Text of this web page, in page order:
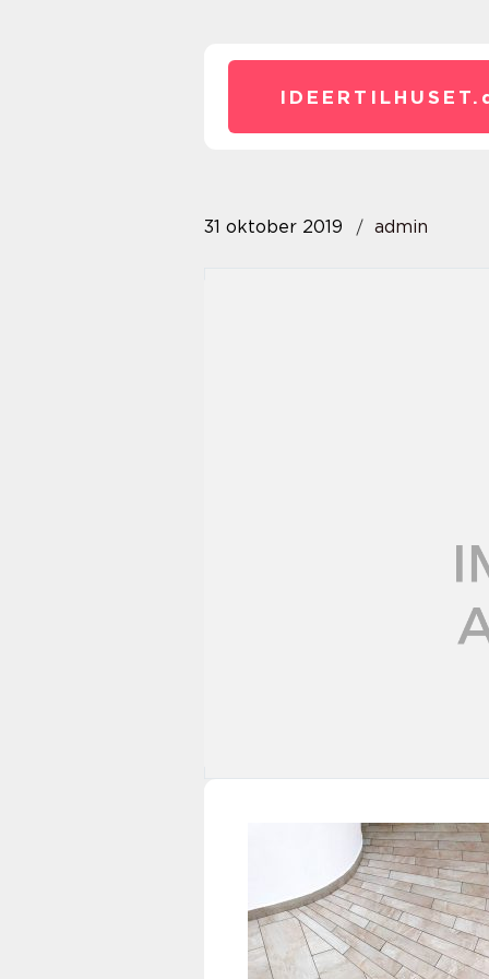
IDEERTILHUSET.
31 oktober 2019 admin